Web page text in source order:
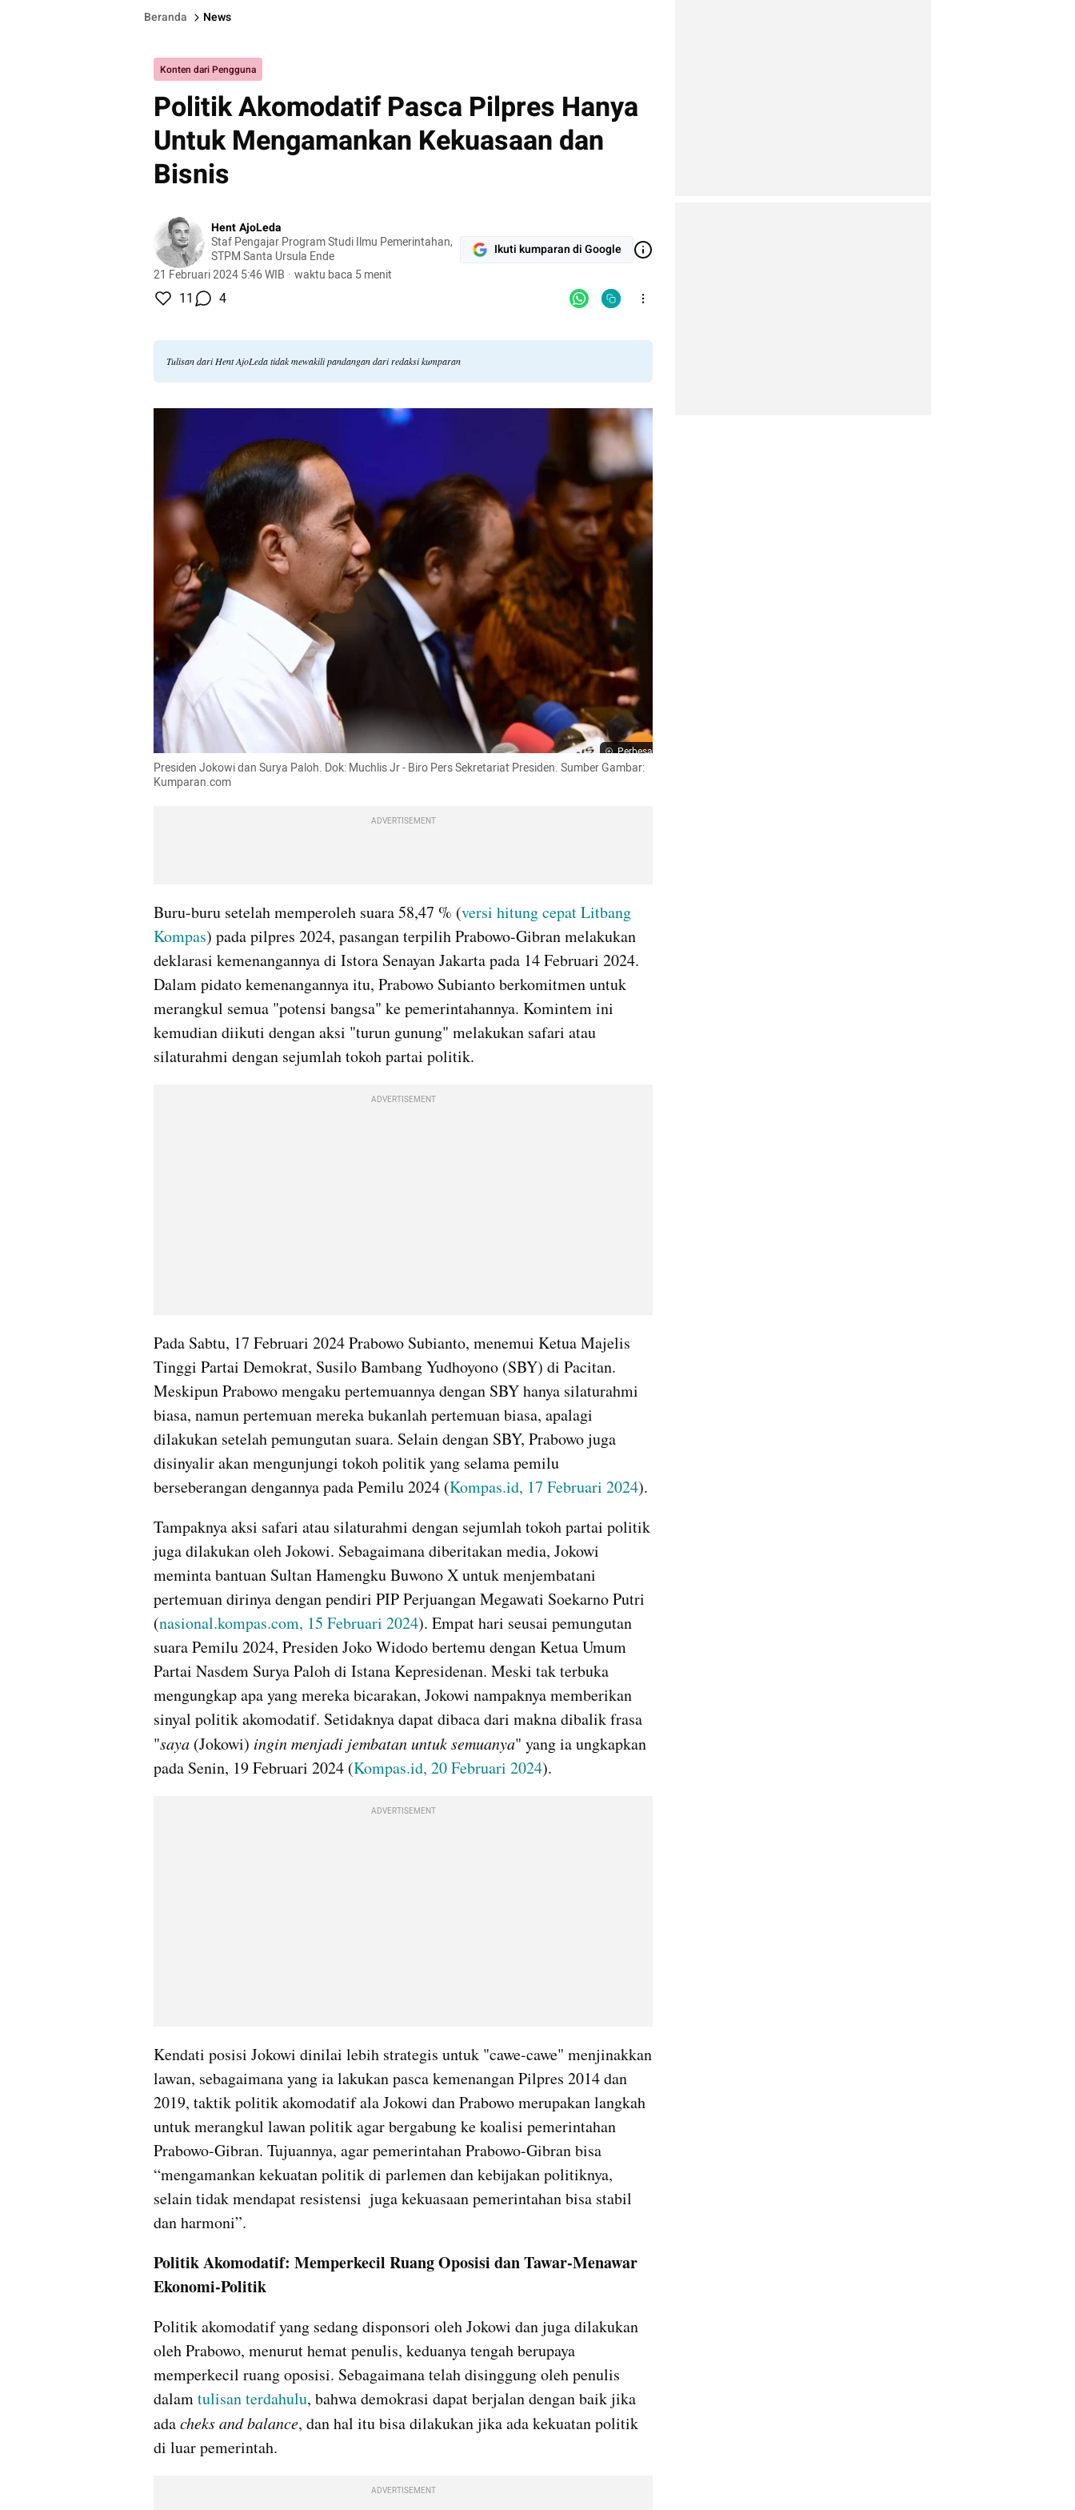
Beranda News
Konten dari Pengguna
Politik Akomodatif Pasca Pilpres Hanya
Untuk Mengamankan Kekuasaan dan
Bisnis
Hent AjoLeda
Staf Pengajar Program Studi Ilmu Pemerintahan,
STPM Santa Ursula Ende
21 Februari 2024 5:46 WIB · waktu baca 5 menit
Ikuti kumparan di Google
11 4
Tulisan dari Hent AjoLeda tidak mewakili pandangan dari redaksi kumparan
Perbesar
Presiden Jokowi dan Surya Paloh. Dok: Muchlis Jr - Biro Pers Sekretariat Presiden. Sumber Gambar:
Kumparan.com
ADVERTISEMENT
Buru-buru setelah memperoleh suara 58,47 % (versi hitung cepat Litbang
Kompas) pada pilpres 2024, pasangan terpilih Prabowo-Gibran melakukan
deklarasi kemenangannya di Istora Senayan Jakarta pada 14 Februari 2024.
Dalam pidato kemenangannya itu, Prabowo Subianto berkomitmen untuk
merangkul semua "potensi bangsa" ke pemerintahannya. Komintem ini
kemudian diikuti dengan aksi "turun gunung" melakukan safari atau
silaturahmi dengan sejumlah tokoh partai politik.
ADVERTISEMENT
Pada Sabtu, 17 Februari 2024 Prabowo Subianto, menemui Ketua Majelis
Tinggi Partai Demokrat, Susilo Bambang Yudhoyono (SBY) di Pacitan.
Meskipun Prabowo mengaku pertemuannya dengan SBY hanya silaturahmi
biasa, namun pertemuan mereka bukanlah pertemuan biasa, apalagi
dilakukan setelah pemungutan suara. Selain dengan SBY, Prabowo juga
disinyalir akan mengunjungi tokoh politik yang selama pemilu
berseberangan dengannya pada Pemilu 2024 (Kompas.id, 17 Februari 2024).
Tampaknya aksi safari atau silaturahmi dengan sejumlah tokoh partai politik
juga dilakukan oleh Jokowi. Sebagaimana diberitakan media, Jokowi
meminta bantuan Sultan Hamengku Buwono X untuk menjembatani
pertemuan dirinya dengan pendiri PIP Perjuangan Megawati Soekarno Putri
(nasional.kompas.com, 15 Februari 2024). Empat hari seusai pemungutan
suara Pemilu 2024, Presiden Joko Widodo bertemu dengan Ketua Umum
Partai Nasdem Surya Paloh di Istana Kepresidenan. Meski tak terbuka
mengungkap apa yang mereka bicarakan, Jokowi nampaknya memberikan
sinyal politik akomodatif. Setidaknya dapat dibaca dari makna dibalik frasa
"saya (Jokowi) ingin menjadi jembatan untuk semuanya" yang ia ungkapkan
pada Senin, 19 Februari 2024 (Kompas.id, 20 Februari 2024).
ADVERTISEMENT
Kendati posisi Jokowi dinilai lebih strategis untuk "cawe-cawe" menjinakkan
lawan, sebagaimana yang ia lakukan pasca kemenangan Pilpres 2014 dan
2019, taktik politik akomodatif ala Jokowi dan Prabowo merupakan langkah
untuk merangkul lawan politik agar bergabung ke koalisi pemerintahan
Prabowo-Gibran. Tujuannya, agar pemerintahan Prabowo-Gibran bisa
“mengamankan kekuatan politik di parlemen dan kebijakan politiknya,
selain tidak mendapat resistensi  juga kekuasaan pemerintahan bisa stabil
dan harmoni”.
Politik Akomodatif: Memperkecil Ruang Oposisi dan Tawar-Menawar
Ekonomi-Politik
Politik akomodatif yang sedang disponsori oleh Jokowi dan juga dilakukan
oleh Prabowo, menurut hemat penulis, keduanya tengah berupaya
memperkecil ruang oposisi. Sebagaimana telah disinggung oleh penulis
dalam tulisan terdahulu, bahwa demokrasi dapat berjalan dengan baik jika
ada cheks and balance, dan hal itu bisa dilakukan jika ada kekuatan politik
di luar pemerintah.
ADVERTISEMENT